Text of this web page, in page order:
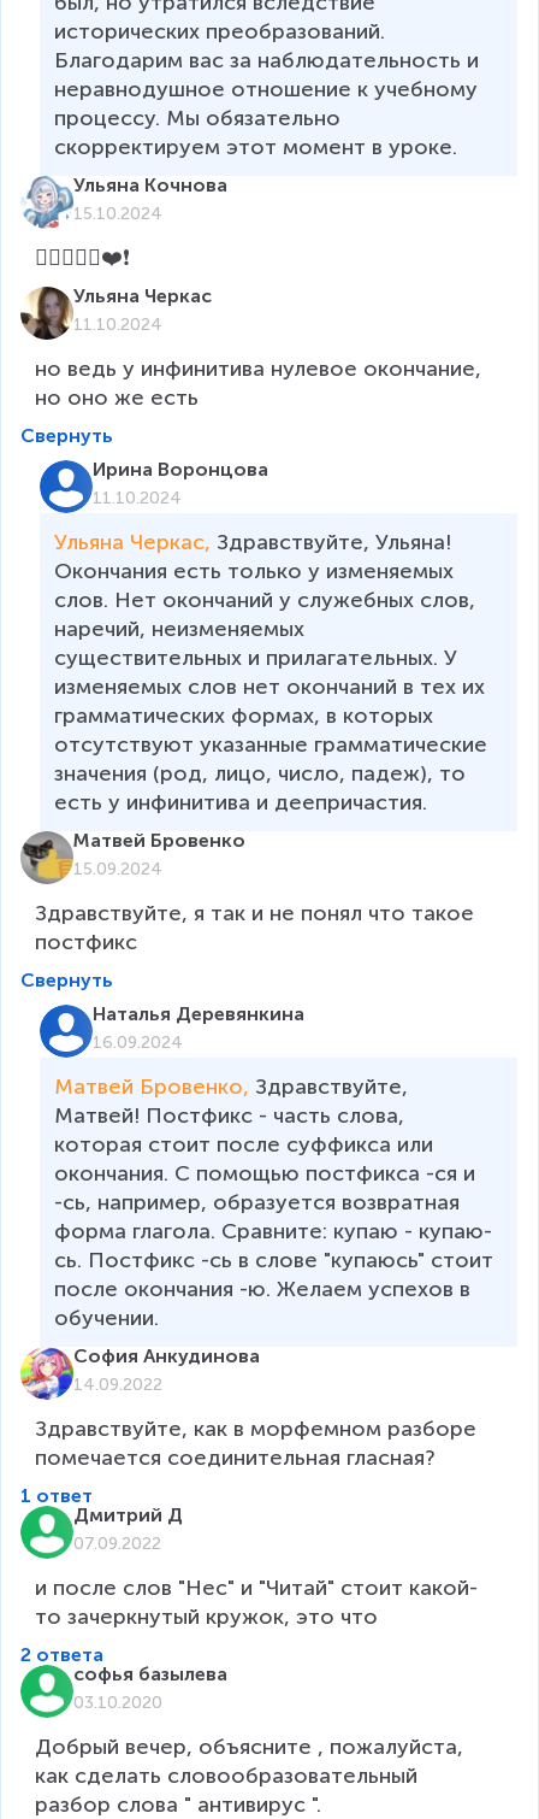
исторических преобразований.
Благодарим вас за наблюдательность и
неравнодушное отношение к учебному
процессу. Мы обязательно
скорректируем этот момент в уроке.
Ульяна Кочнова
15.10.2024
👍🏻🔥👍🏻❤️❗
Ульяна Черкас
11.10.2024
но ведь у инфинитива нулевое окончание,
но оно же есть
Свернуть
Ирина Воронцова
11.10.2024
Ульяна Черкас, Здравствуйте, Ульяна!
Окончания есть только у изменяемых
слов. Нет окончаний у служебных слов,
наречий, неизменяемых
существительных и прилагательных. У
изменяемых слов нет окончаний в тех их
грамматических формах, в которых
отсутствуют указанные грамматические
значения (род, лицо, число, падеж), то
есть у инфинитива и деепричастия.
Матвей Бровенко
15.09.2024
Здравствуйте, я так и не понял что такое
постфикс
Свернуть
Наталья Деревянкина
16.09.2024
Матвей Бровенко, Здравствуйте,
Матвей! Постфикс - часть слова,
которая стоит после суффикса или
окончания. С помощью постфикса -ся и
-сь, например, образуется возвратная
форма глагола. Сравните: купаю - купаю-
сь. Постфикс -сь в слове "купаюсь" стоит
после окончания -ю. Желаем успехов в
обучении.
София Анкудинова
14.09.2022
Здравствуйте, как в морфемном разборе
помечается соединительная гласная?
1 ответ
Дмитрий Д
07.09.2022
и после слов "Нес" и "Читай" стоит какой-
то зачеркнутый кружок, это что
2 ответа
софья базылева
03.10.2020
Добрый вечер, объясните , пожалуйста,
как сделать словообразовательный
разбор слова " антивирус ".